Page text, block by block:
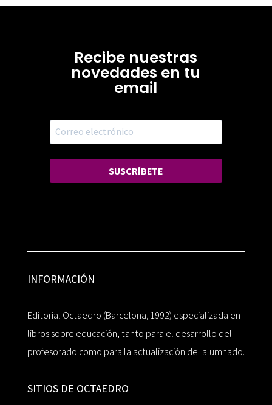
Recibe nuestras
novedades en tu
email
SUSCRÍBETE
INFORMACIÓN
Editorial Octaedro (Barcelona, 1992) especializada en
libros sobre educación, tanto para el desarrollo del
profesorado como para la actualización del alumnado.
SITIOS DE OCTAEDRO